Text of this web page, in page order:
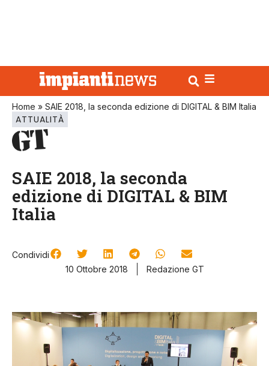
Home » SAIE 2018, la seconda edizione di DIGITAL & BIM Italia
ATTUALITÀ
SAIE 2018, la seconda
edizione di DIGITAL & BIM
Italia
Condividi
10 Ottobre 2018
Redazione GT